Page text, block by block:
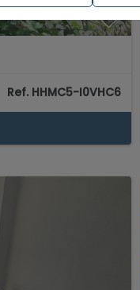
Ref. HHMC5-I0VHC6